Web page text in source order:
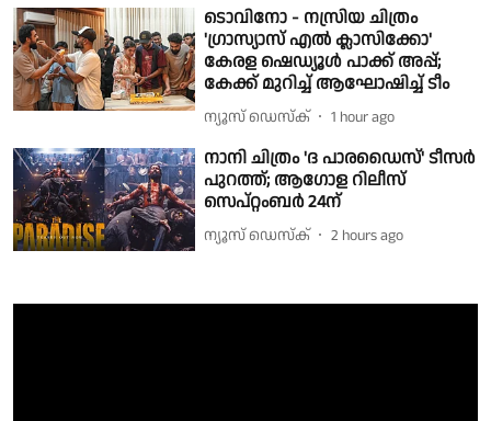
ടൊവിനോ - നസ്രിയ ചിത്രം
'ഗ്രാസ്യാസ് എൽ ക്ലാസിക്കോ'
കേരള ഷെഡ്യൂൾ പാക്ക് അപ്പ്;
കേക്ക് മുറിച്ച് ആഘോഷിച്ച് ടീം
ന്യൂസ് ഡെസ്ക് 1 hour ago
നാനി ചിത്രം 'ദ പാരഡൈസ്' ടീസർ
പുറത്ത്; ആഗോള റിലീസ്
സെപ്റ്റംബർ 24ന്
ന്യൂസ് ഡെസ്ക് 2 hours ago